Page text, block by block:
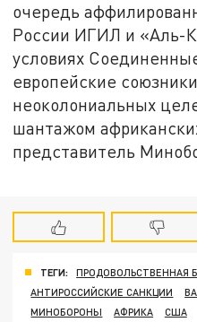
очередь
России ИГИЛ и «Аль-
условиях
европейские
неоколониальных
шантажом
представитель
ТЕГИ:
ПРОДОВОЛЬСТВЕННАЯ
АНТИРОССИЙСКИЕ САНКЦИИ
МИНОБОРОНЫ
АФРИКА США